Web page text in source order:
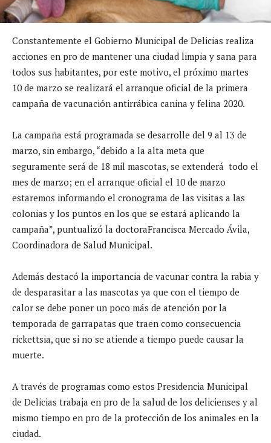
Constantemente el Gobierno Municipal de Delicias realiza
acciones en pro de mantener una ciudad limpia y sana para
todos sus habitantes, por este motivo, el próximo martes
10 de marzo se realizará el arranque oficial de la primera
campaña de vacunación antirrábica canina y felina 2020.
La campaña está programada se desarrolle del 9 al 13 de
marzo, sin embargo, “debido a la alta meta que
seguramente será de 18 mil mascotas, se extenderá todo el
mes de marzo; en el arranque oficial el 10 de marzo
estaremos informando el cronograma de las visitas a las
colonias y los puntos en los que se estará aplicando la
campaña”, puntualizó la doctoraFrancisca Mercado Ávila,
Coordinadora de Salud Municipal.
Además destacó la importancia de vacunar contra la rabia y
de desparasitar a las mascotas ya que con el tiempo de
calor se debe poner un poco más de atención por la
temporada de garrapatas que traen como consecuencia
rickettsia, que si no se atiende a tiempo puede causar la
muerte.
A través de programas como estos Presidencia Municipal
de Delicias trabaja en pro de la salud de los delicienses y al
mismo tiempo en pro de la protección de los animales en la
ciudad.